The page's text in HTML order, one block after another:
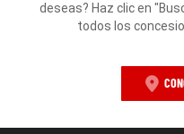
deseas? Haz clic en
todos los